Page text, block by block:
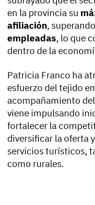
en la provincia su
afiliación,
empleadas, lo que
dentro de la
Patricia Franco ha
esfuerzo del tejido
acompañamiento
viene impulsando
fortalecer la
diversificar la oferta
servicios turísticos,
como rurales.